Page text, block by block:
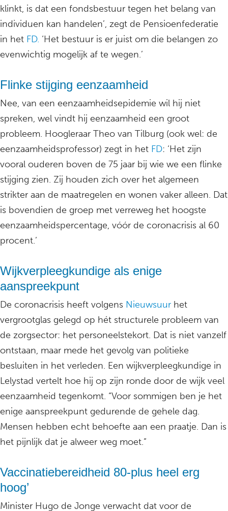
klinkt, is dat een fondsbestuur tegen het belang van
individuen kan handelen’, zegt de Pensioenfederatie
in het FD. ‘Het bestuur is er juist om die belangen zo
evenwichtig mogelijk af te wegen.’
Flinke stijging eenzaamheid
Nee, van een eenzaamheidsepidemie wil hij niet
spreken, wel vindt hij eenzaamheid een groot
probleem. Hoogleraar Theo van Tilburg (ook wel: de
eenzaamheidsprofessor) zegt in het FD: ‘Het zijn
vooral ouderen boven de 75 jaar bij wie we een flinke
stijging zien. Zij houden zich over het algemeen
strikter aan de maatregelen en wonen vaker alleen. Dat
is bovendien de groep met verreweg het hoogste
eenzaamheidspercentage, vóór de coronacrisis al 60
procent.’
Wijkverpleegkundige als enige
aanspreekpunt
De coronacrisis heeft volgens Nieuwsuur het
vergrootglas gelegd op hét structurele probleem van
de zorgsector: het personeelstekort. Dat is niet vanzelf
ontstaan, maar mede het gevolg van politieke
besluiten in het verleden. Een wijkverpleegkundige in
Lelystad vertelt hoe hij op zijn ronde door de wijk veel
eenzaamheid tegenkomt. “Voor sommigen ben je het
enige aanspreekpunt gedurende de gehele dag.
Mensen hebben echt behoefte aan een praatje. Dan is
het pijnlijk dat je alweer weg moet.”
Vaccinatiebereidheid 80-plus heel erg
hoog’
Minister Hugo de Jonge verwacht dat voor de